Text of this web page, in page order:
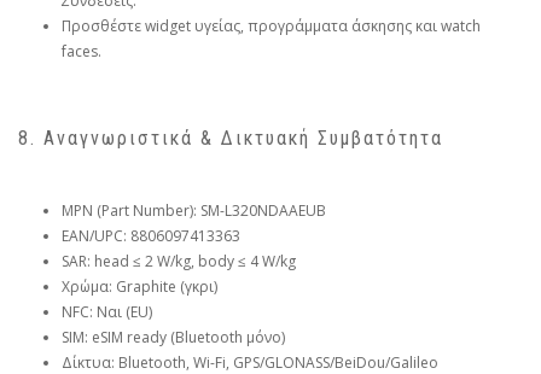
Προσθέστε widget υγείας, προγράμματα άσκησης και watch
faces.
8. Αναγνωριστικά & Δικτυακή Συμβατότητα
MPN (Part Number): SM-L320NDAAEUB
EAN/UPC: 8806097413363
SAR: head ≤ 2 W/kg, body ≤ 4 W/kg
Χρώμα: Graphite (γκρι)
NFC: Ναι (EU)
SIM: eSIM ready (Bluetooth μόνο)
Δίκτυα: Bluetooth, Wi-Fi, GPS/GLONASS/BeiDou/Galileo